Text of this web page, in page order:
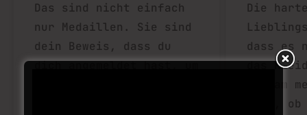
Das sind nicht einfach
nur Medaillen. Sie sind
dein Beweis, dass du
dich angemeldet hast, um
Die
dass es
das
das am
Egal,